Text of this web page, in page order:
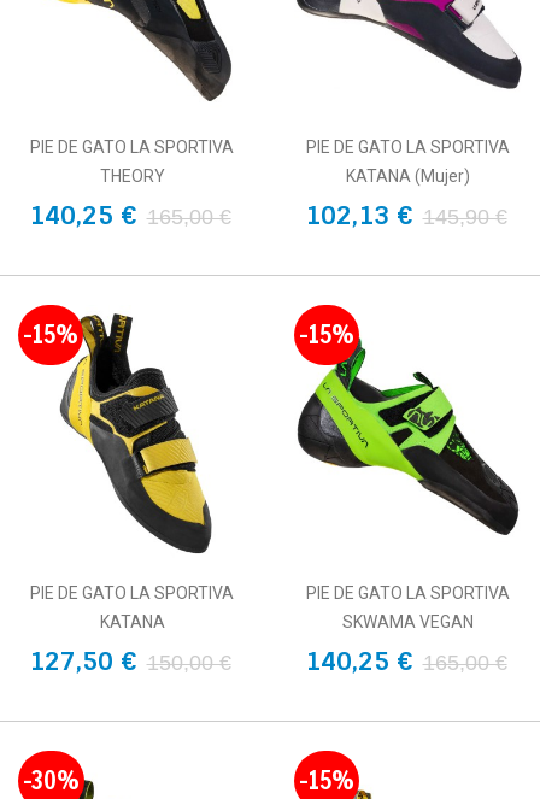
PIE DE GATO LA SPORTIVA
THEORY
140,25 € 165,00 €
PIE DE GATO LA SPORTIVA
KATANA (Mujer)
102,13 € 145,90 €
-15%
PIE DE GATO LA SPORTIVA
KATANA
127,50 € 150,00 €
-15%
PIE DE GATO LA SPORTIVA
SKWAMA VEGAN
140,25 € 165,00 €
-30% -15%